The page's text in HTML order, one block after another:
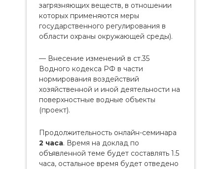
загрязняющих веществ, в отношении
которых применяются меры
государственного регулирования в
области охраны окружающей среды).
— Внесение изменений в ст.35
Водного кодекса РФ в части
нормирования воздействий
хозяйственной и иной деятельности на
поверхностные водные объекты
(проект).
Продолжительность онлайн-семинара
2 часа. Время на доклад по
объявленной теме будет составлять 1.5
часа, остальное время будет отведено